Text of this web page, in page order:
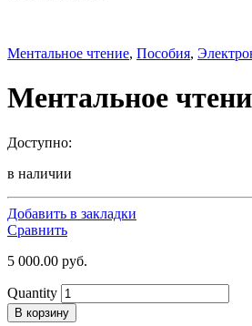
Ментальное чтение, Пособия,
Ментальное
Доступно:
в наличии
Добавить в закладки
Сравнить
5 000.00 руб.
Quantity
В корзину